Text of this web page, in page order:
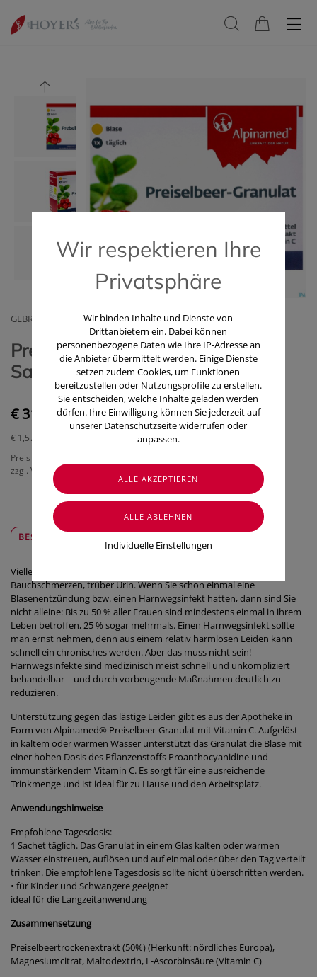
GEBRO PHARMA GMBH
Preiselbeer Granulat Alpinamed
Sache 20 Stück
€ 31,40
€ 1,57
Preis inkl. MwSt.
zzgl. Versandkosten
BESCHREIBUNG
Vielleicht kennen Sie das: Brennen beim Wasserlassen,
Bauchschmerzen, trüber Urin. Wenn Sie schon einmal eine
Blasenentzündung bzw. einen Harnwegsinfekt hatten, dann sind Sie
nicht alleine: Bis zu 50 % aller Frauen sind mindestens einmal in ihrem
Leben betroffen, 25 % sogar mehrmals. Einen Harnwegsinfekt sollte
man ernst nehmen, denn aus einem relativ harmlosen Leiden kann
schnell ein chronisches werden. Aber das muss nicht sein!
Harnwegsinfekte sind medizinisch meist schnell und unkompliziert
behandelbar – und durch vorbeugende Maßnahmen deutlich zu
reduzieren.
Unterstützung gegen das lästige Leiden gibt es aus der Apotheke in
Form von Alpinamed® Preiselbeer-Granulat mit Vitamin C. Aufgelöst
in kaltem oder warmen Wasser unterstützt das Granulat die Blase mit
einer hohen Dosis des Pflanzenstoffs Proanthocyanidine und
immunstärkendem Vitamin C. Es sorgt für eine ausreichende
Trinkmenge und ist ideal für zu Hause und den Arbeitsplatz.
Anwendungshinweise
Empfohlene Tagesdosis:
1 Sachet täglich. Das Granulat in einem Glas kalten oder warmen
Wasser einstreuen, auflösen und auf einmal oder über den Tag verteilt
trinken. Die empfohlene Tagesdosis sollte nicht überschritten werden.
• für Kinder und Schwangere geeignet
ideal für die Langzeitanwendung
Zusammensetzung
Preiselbeertrockenextrakt (50%) (Herkunft: nördliches Europa),
Magnesiumcitrat, Maltodextrin, L-Ascorbinsäure (Vitamin C)
Wir respektieren Ihre
Privatsphäre
Wir binden Inhalte und Dienste von
Drittanbietern ein. Dabei können
personenbezogene Daten wie Ihre IP-Adresse an
die Anbieter übermittelt werden. Einige Dienste
setzen zudem Cookies, um Funktionen
bereitzustellen oder Nutzungsprofile zu erstellen.
Sie entscheiden, welche Inhalte geladen werden
dürfen. Ihre Einwilligung können Sie jederzeit auf
unserer Datenschutzseite widerrufen oder
anpassen.
Individuelle Einstellungen